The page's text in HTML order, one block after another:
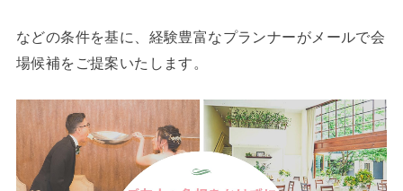
などの条件を基に、経験豊富なプランナーがメールで会
場候補をご提案いたします。